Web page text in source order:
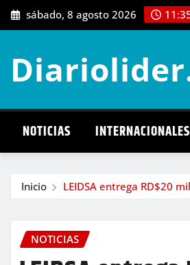
Saltar
al
sábado, 8 agosto 2026
NOTICIAS INTERNACIONALES
Inicio LEIDSA entrega RD$20
NOTICIAS